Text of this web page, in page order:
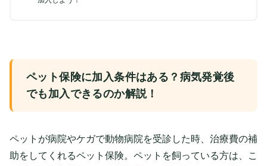
ペット保険に加入条件はある？病気発覚後
でも加入できるのか解説！
ペットが病院やケガで動物病院を受診した時、治療費の補
助をしてくれるペット保険。ペットを飼っている方は、こ